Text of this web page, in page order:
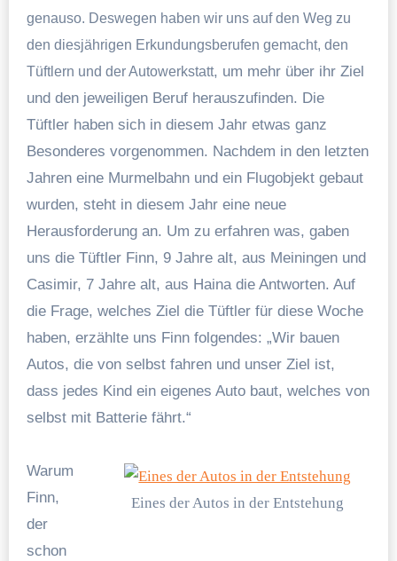
genauso. Deswegen haben wir uns auf den Weg zu
den diesjährigen Erkundungsberufen gemacht, den
Tüftlern und der Autowerkstatt, um mehr über ihr Ziel
und den jeweiligen Beruf herauszufinden. Die
Tüftler haben sich in diesem Jahr etwas ganz
Besonderes vorgenommen. Nachdem in den letzten
Jahren eine Murmelbahn und ein Flugobjekt gebaut
wurden, steht in diesem Jahr eine neue
Herausforderung an. Um zu erfahren was, gaben
uns die Tüftler Finn, 9 Jahre alt, aus Meiningen und
Casimir, 7 Jahre alt, aus Haina die Antworten. Auf
die Frage, welches Ziel die Tüftler für diese Woche
haben, erzählte uns Finn folgendes: „Wir bauen
Autos, die von selbst fahren und unser Ziel ist,
dass jedes Kind ein eigenes Auto baut, welches von
selbst mit Batterie fährt.“
Eines der Autos in der Entstehung
Warum
Finn,
der
schon